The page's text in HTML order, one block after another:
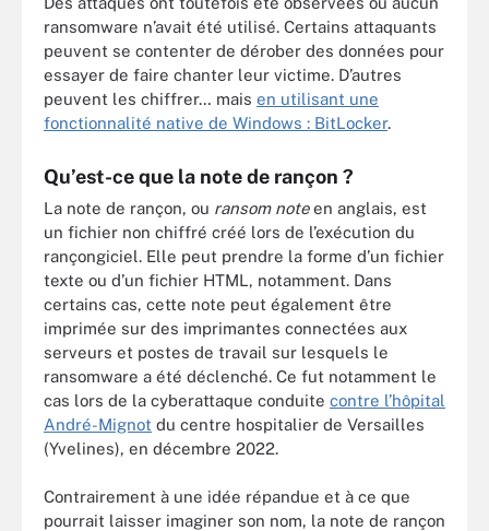
ransomware n’avait été utilisé. Certains attaquants
peuvent se contenter de dérober des données pour
essayer de faire chanter leur victime. D’autres
peuvent les chiffrer… mais en utilisant une
fonctionnalité native de Windows : BitLocker.
Qu’est-ce que la note de rançon ?
La note de rançon, ou ransom noteen anglais, est
un fichier non chiffré créé lors de l’exécution du
rançongiciel. Elle peut prendre la forme d’un fichier
texte ou d’un fichier HTML, notamment. Dans
certains cas, cette note peut également être
imprimée sur des imprimantes connectées aux
serveurs et postes de travail sur lesquels le
ransomware a été déclenché. Ce fut notamment le
cas lors de la cyberattaque conduite contre l’hôpital
André-Mignot du centre hospitalier de Versailles
(Yvelines), en décembre 2022.
Contrairement à une idée répandue et à ce que
pourrait laisser imaginer son nom, la note de rançon